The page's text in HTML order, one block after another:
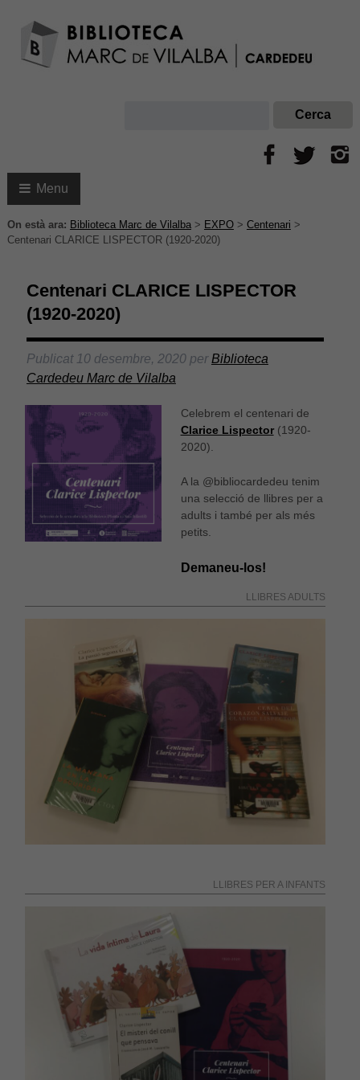
Menu
On està ara: Biblioteca Marc de Vilalba> EXPO> Centenari >
Centenari CLARICE LISPECTOR (1920-2020)
Centenari CLARICE LISPECTOR
(1920-2020)
Publicat 10 desembre, 2020perBiblioteca
Cardedeu Marc de Vilalba
Celebrem el centenari de
Clarice Lispector(1920-
2020).
A la @bibliocardedeu tenim
una selecció de llibres per a
adults i també per als més
petits.
Demaneu-los!
LLIBRES ADULTS
LLIBRES PER A INFANTS